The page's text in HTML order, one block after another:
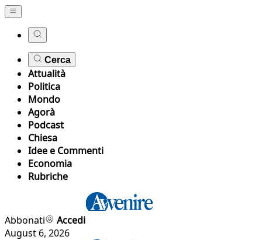
Cerca
Attualità
Politica
Mondo
Agorà
Podcast
Chiesa
Idee e Commenti
Economia
Rubriche
Abbonati
Accedi
August 6, 2026